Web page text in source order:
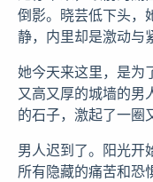
倒影。晓芸低下头，
静，内里却是激动与
她今天来这里，是为
又高又厚的城墙的男
的石子，激起了一圈
男人迟到了。阳光开
所有隐藏的痛苦和恐